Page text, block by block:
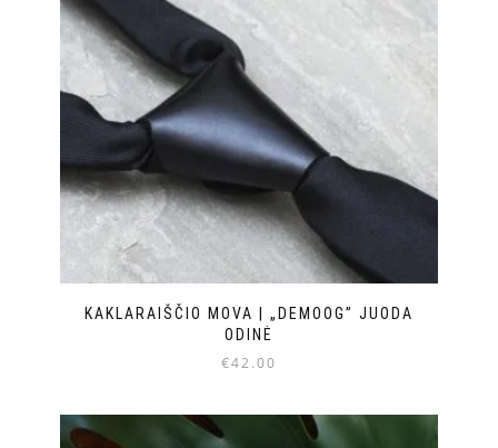
KAKLARAIŠČIO MOVA | „DEMOOG” JUODA
ODINĖ
€42.00